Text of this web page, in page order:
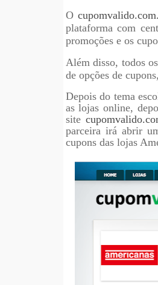
O
plataforma com
promoções e os
Além disso, todos
de opções de
Depois do tema
as lojas online,
site
parceira irá abrir
cupons das lojas